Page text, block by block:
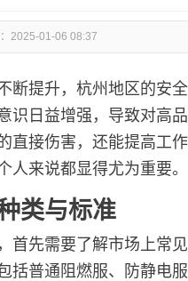
2025-01-06 08:37
断提升，杭州地区的安
识日益增强，导致对高
直接伤害，还能提高工
人来说都显得尤为重要。
类与标准
首先需要了解市场上常
括普通阻燃服、防静电